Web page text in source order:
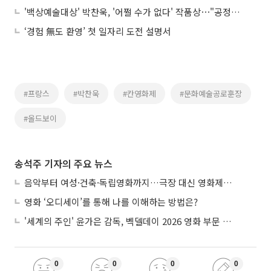
'백상예술대상' 박찬욱, '어쩔 수가 없다' 작품상⋯"공정한 심사 확신해"
‘경험 無도 환영’ 첫 일자리 도전 설명서
#프랑스 #박찬욱 #칸영화제 #문화예술공로훈장
#올드보이
송석주 기자의 주요 뉴스
음악부터 여성·건축·독립영화까지…극장 대신 영화제로 즐기는 스크린 여행
영화 ‘오디세이’를 통해 나를 이해하는 방법은?
'세계의 주인' 윤가은 감독, 벡델데이 2026 영화 부문 벡델리안 감독 선정
0 0 0 0